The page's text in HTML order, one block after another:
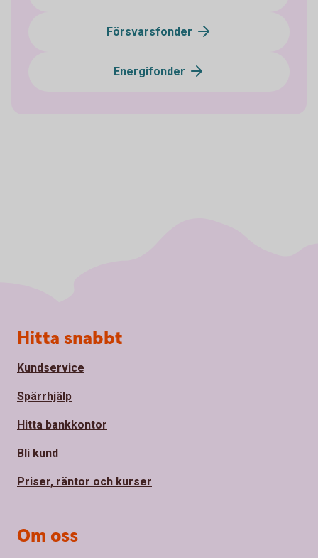
Försvarsfonder
Energifonder
Sidfot
Hitta snabbt
Kundservice
Spärrhjälp
Hitta bankkontor
Bli kund
Priser, räntor och kurser
Om oss